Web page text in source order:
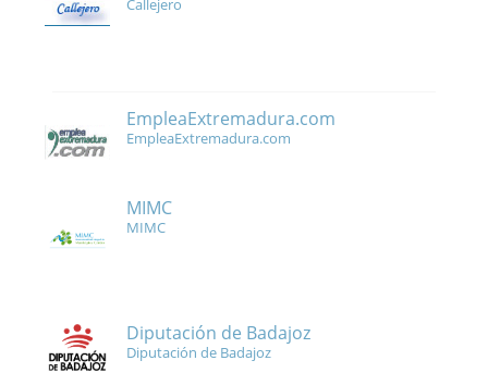
Callejero
EmpleaExtremadura.com
EmpleaExtremadura.com
MIMC
MIMC
Diputación de Badajoz
Diputación de Badajoz